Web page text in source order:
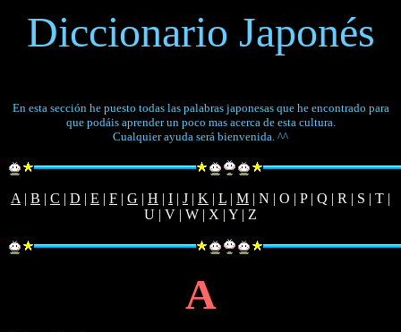
Diccionario Japonés
En esta sección he puesto todas las palabras japonesas que he encontrado para
que podáis aprender un poco mas acerca de esta cultura.
Cualquier ayuda será bienvenida. ^^
A | B | C | D | E | F | G | H | I | J | K | L | M | N | O | P | Q | R | S | T |
U | V | W | X | Y | Z
A